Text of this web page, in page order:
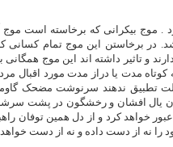
. موج بیکرانی که برخاسته است
در برخاستن این موج تمام کسانی
دارند و تاثیر داشته اند این موج
کوتاه مدت یا دراز مدت مورد
تطبیق ندهند سرنوشت مضحک
یال افشان و رخشگون در پشت
خواهد کرد و از دل همین توفان
را نه از دست داده و نه از دست خواهد